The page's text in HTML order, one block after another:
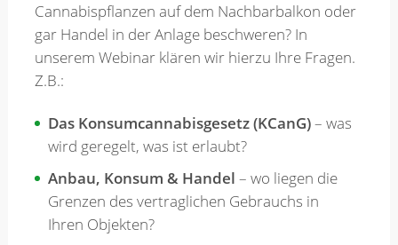
Merkzettel
Cannabispflanzen auf dem Nachbarbalkon oder
gar Handel in der Anlage beschweren? In
unserem Webinar klären wir hierzu Ihre Fragen.
Z.B.:
Das Konsumcannabisgesetz (KCanG)– was
wird geregelt, was ist erlaubt?
Anbau, Konsum & Handel – wo liegen die
Grenzen des vertraglichen Gebrauchs in
Ihren Objekten?